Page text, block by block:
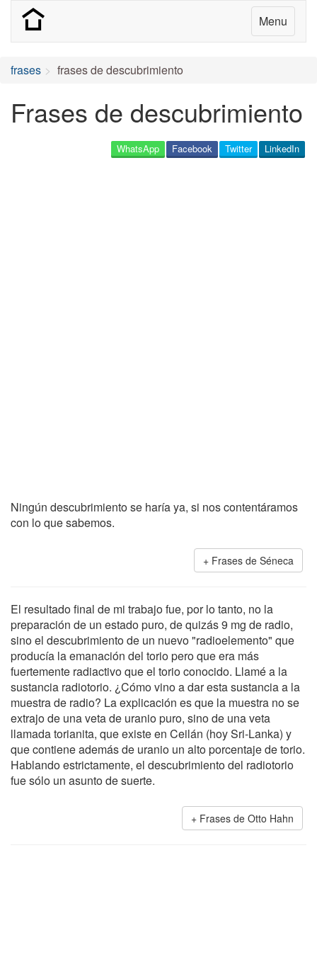
Menu
frases frases de descubrimiento
Frases de descubrimiento
LinkedIn
Twitter
Facebook
WhatsApp
Ningún descubrimiento se haría ya, si nos contentáramos
con lo que sabemos.
Frases de Séneca
El resultado final de mi trabajo fue, por lo tanto, no la
preparación de un estado puro, de quizás 9 mg de radio,
sino el descubrimiento de un nuevo "radioelemento" que
producía la emanación del torio pero que era más
fuertemente radiactivo que el torio conocido. Llamé a la
sustancia radiotorio. ¿Cómo vino a dar esta sustancia a la
muestra de radio? La explicación es que la muestra no se
extrajo de una veta de uranio puro, sino de una veta
llamada torianita, que existe en Ceilán (hoy Sri-Lanka) y
que contiene además de uranio un alto porcentaje de torio.
Hablando estrictamente, el descubrimiento del radiotorio
fue sólo un asunto de suerte.
Frases de Otto Hahn